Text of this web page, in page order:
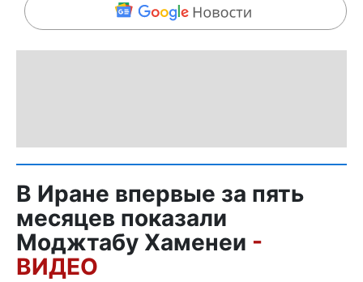
В Иране впервые за пять
месяцев показали
Моджтабу Хаменеи -
ВИДЕО